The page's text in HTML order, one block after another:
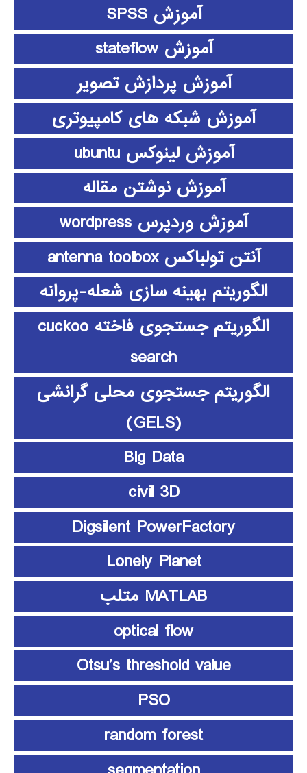
آموزش SPSS
آموزش stateflow
آموزش پردازش تصویر
آموزش شبکه های کامپیوتری
آموزش لینوکس ubuntu
آموزش نوشتن مقاله
آموزش وردپرس wordpress
آنتن تولباکس antenna toolbox
الگوریتم بهینه سازی شعله-پروانه
الگوریتم جستجوی فاخته cuckoo
search
الگوریتم جستجوی محلی گرانشی
(GELS)
Big Data
civil 3D
Digsilent PowerFactory
Lonely Planet
MATLAB متلب
optical flow
Otsu’s threshold value
PSO
random forest